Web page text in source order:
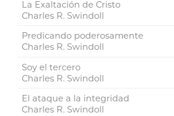
La Exaltación de Cristo
Charles R. Swindoll
Predicando poderosamente
Charles R. Swindoll
Soy el tercero
Charles R. Swindoll
El ataque a la integridad
Charles R. Swindoll